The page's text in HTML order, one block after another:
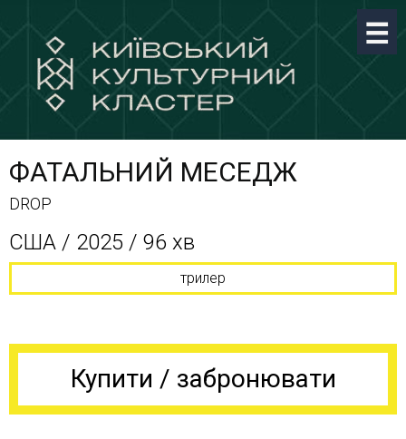
ФАТАЛЬНИЙ МЕСЕДЖ
DROP
США / 2025 / 96 хв
трилер
Купити / забронювати